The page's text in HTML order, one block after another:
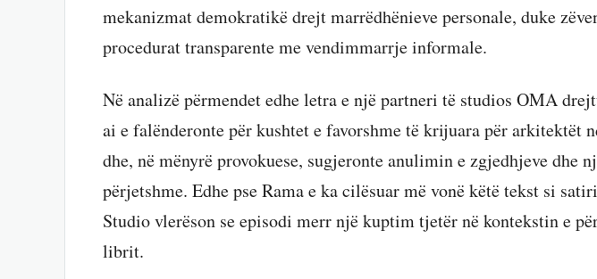
mekanizmat demokratikë drejt marrëdhënieve personale, duke
procedurat transparente me vendimmarrje informale.
Në analizë përmendet edhe letra e një partneri të studios OMA
ai e falënderonte për kushtet e favorshme të krijuara për arkitektët
dhe, në mënyrë provokuese, sugjeronte anulimin e zgjedhjeve dhe
përjetshme. Edhe pse Rama e ka cilësuar më vonë këtë tekst si
Studio vlerëson se episodi merr një kuptim tjetër në kontekstin e
librit.